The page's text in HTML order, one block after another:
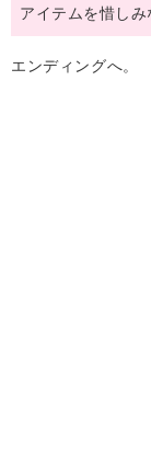
アイテムを惜しみ
エンディングへ。